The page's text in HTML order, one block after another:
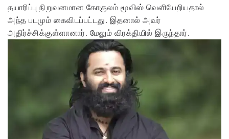
தயாரிப்பு நிறுவனமான கோகுலம் மூவிஸ் வெளியேறியதால்
அந்த படமும் கைவிடப்பட்டது. இதனால் அவர்
அதிர்ச்சிக்குள்ளானார். மேலும் விரக்தியில் இருந்தார்.